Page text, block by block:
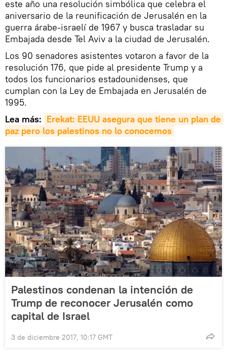
este año una resolución simbólica que celebra el
aniversario de la reunificación de Jerusalén en la
guerra árabe-israelí de 1967 y busca trasladar su
Embajada desde Tel Aviv a la ciudad de Jerusalén.
Los 90 senadores asistentes votaron a favor de la
resolución 176, que pide al presidente Trump y a
todos los funcionarios estadounidenses, que
cumplan con la Ley de Embajada en Jerusalén de
1995.
Lea más: Erekat: EEUU asegura que tiene un plan de
paz pero los palestinos no lo conocemos
Palestinos condenan la intención de
Trump de reconocer Jerusalén como
capital de Israel
3 de diciembre 2017, 10:17 GMT